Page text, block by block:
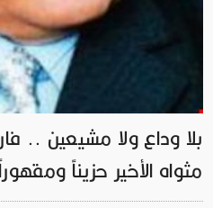
بلا وداع ولا مشيعين ..
مثواه الأخير حزيناً ومقهوراً